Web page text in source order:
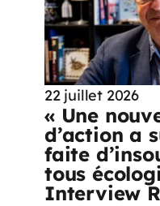
22 juillet 2026
« Une
d’action a
faite
tous
Interview